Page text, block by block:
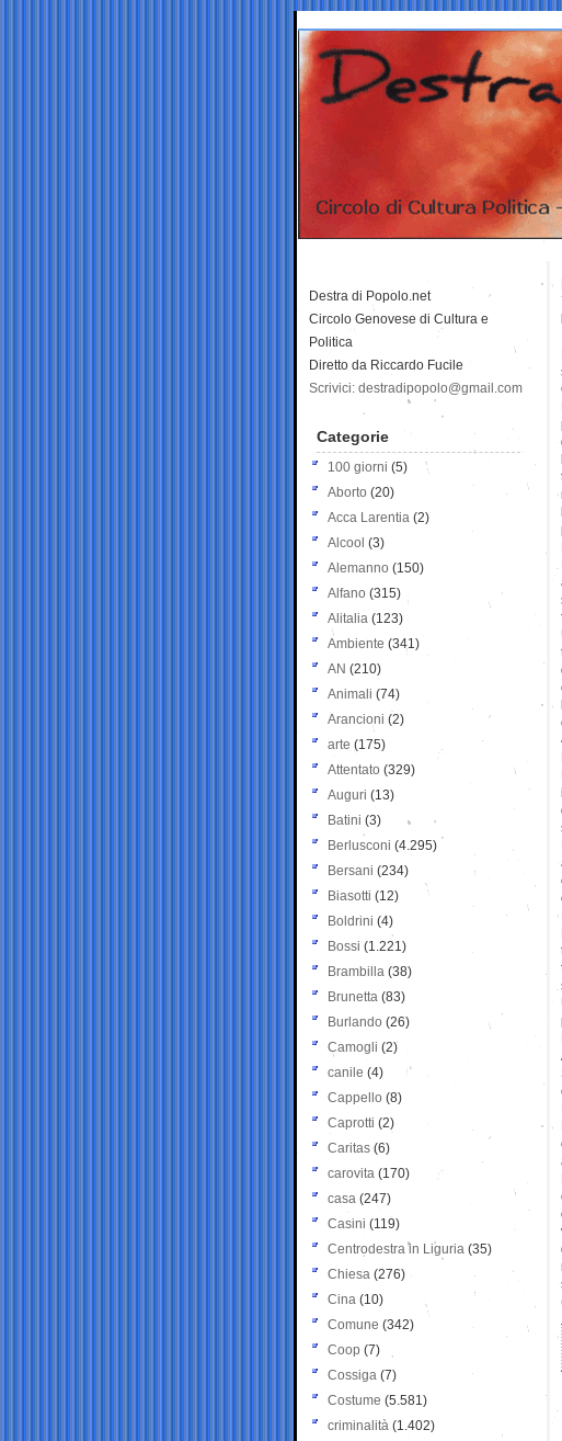
Destra di Popolo.net
Circolo Genovese di Cultura e
Politica
Diretto da Riccardo Fucile
Scrivici: destradipopolo@gmail.com
Categorie
100 giorni (5)
Aborto (20)
Acca Larentia (2)
Alcool (3)
Alemanno (150)
Alfano (315)
Alitalia (123)
Ambiente (341)
AN (210)
Animali (74)
Arancioni (2)
arte (175)
Attentato (329)
Auguri (13)
Batini (3)
Berlusconi (4.295)
Bersani (234)
Biasotti (12)
Boldrini (4)
Bossi (1.221)
Brambilla (38)
Brunetta (83)
Burlando (26)
Camogli (2)
canile (4)
Cappello (8)
Caprotti (2)
Caritas (6)
carovita (170)
casa (247)
Casini (119)
Centrodestra in Liguria (35)
Chiesa (276)
Cina (10)
Comune (342)
Coop (7)
Cossiga (7)
Costume (5.581)
criminalità (1.402)